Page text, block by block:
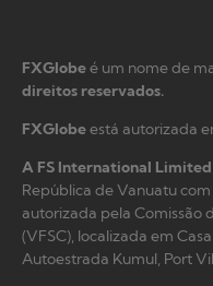
FXGlobeé um nome de
direitos reservados.
FXGlobeestá autorizada
A FS International Limited
República de Vanuatu
autorizada pela Comissão
(VFSC), localizada em
Autoestrada Kumul, Port